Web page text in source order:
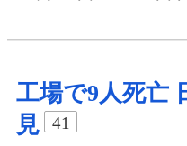
工場で9人死亡
見
41